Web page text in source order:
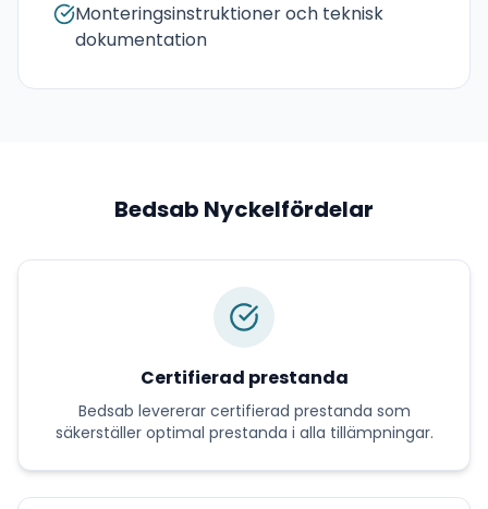
Monteringsinstruktioner och teknisk
dokumentation
Bedsab Nyckelfördelar
Certifierad prestanda
Bedsab levererar certifierad prestanda som
säkerställer optimal prestanda i alla tillämpningar.